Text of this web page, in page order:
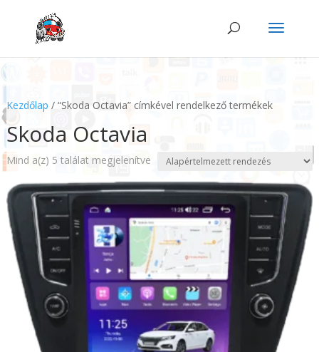
Kezdőlap / “Skoda Octavia” címkével rendelkező termékek
Skoda Octavia
Mind a(z) 5 találat megjelenítve